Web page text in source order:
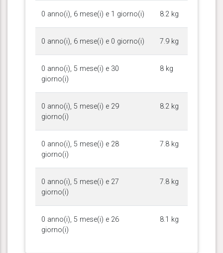
0 anno(i), 6 mese(i) e 1 giorno(i) 8.2 kg
0 anno(i), 6 mese(i) e 0 giorno(i) 7.9 kg
0 anno(i), 5 mese(i) e 30
giorno(i)
8 kg
0 anno(i), 5 mese(i) e 29
giorno(i)
8.2 kg
0 anno(i), 5 mese(i) e 28
giorno(i)
7.8 kg
0 anno(i), 5 mese(i) e 27
giorno(i)
7.8 kg
0 anno(i), 5 mese(i) e 26
giorno(i)
8.1 kg